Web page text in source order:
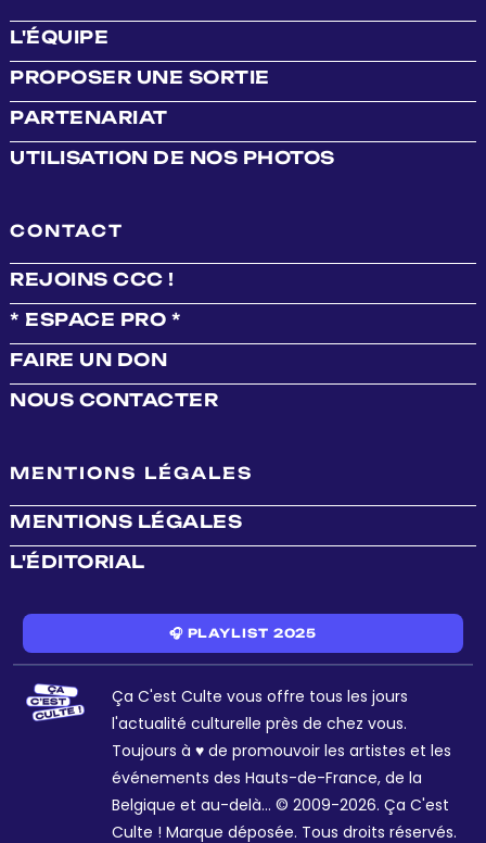
L'ÉQUIPE
PROPOSER UNE SORTIE
PARTENARIAT
UTILISATION DE NOS PHOTOS
CONTACT
REJOINS CCC !
* ESPACE PRO *
FAIRE UN DON
NOUS CONTACTER
MENTIONS LÉGALES
MENTIONS LÉGALES
L'ÉDITORIAL
🎧 PLAYLIST 2025
Ça C'est Culte vous offre tous les jours
l'actualité culturelle près de chez vous.
Toujours à ♥ de promouvoir les artistes et les
événements des Hauts-de-France, de la
Belgique et au-delà... © 2009-2026. Ça C'est
Culte ! Marque déposée. Tous droits réservés.